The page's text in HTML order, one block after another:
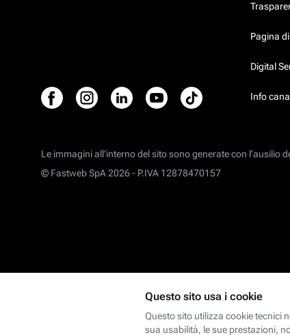
Pagina
Digital
Info
Le immagini all’interno del sito sono generate con l'ausilio
© Fastweb SpA 2026 - P.IVA 12878470157